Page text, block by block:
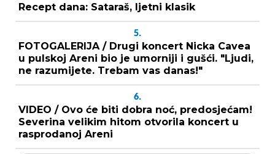
Recept dana: Sataraš, ljetni klasik
5.
FOTOGALERIJA / Drugi koncert Nicka Cavea
u pulskoj Areni bio je umorniji i gušći. "Ljudi,
ne razumijete. Trebam vas danas!"
6.
VIDEO / Ovo će biti dobra noć, predosjećam!
Severina velikim hitom otvorila koncert u
rasprodanoj Areni